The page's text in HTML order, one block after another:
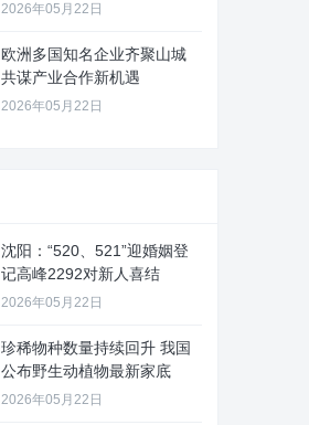
2026年05月22日
欧洲多国知名企业齐聚山城
共谋产业合作新机遇
2026年05月22日
沈阳：“520、521”迎婚姻登
记高峰2292对新人喜结
2026年05月22日
珍稀物种数量持续回升 我国
公布野生动植物最新家底
2026年05月22日